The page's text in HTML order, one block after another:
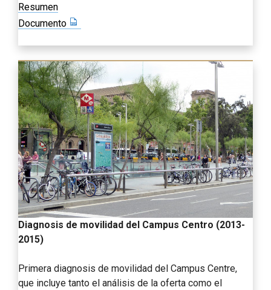
Resumen
Documento
Diagnosis de movilidad del Campus Centro (2013-
2015)
Primera diagnosis de movilidad del Campus Centre,
que incluye tanto el análisis de la oferta como el